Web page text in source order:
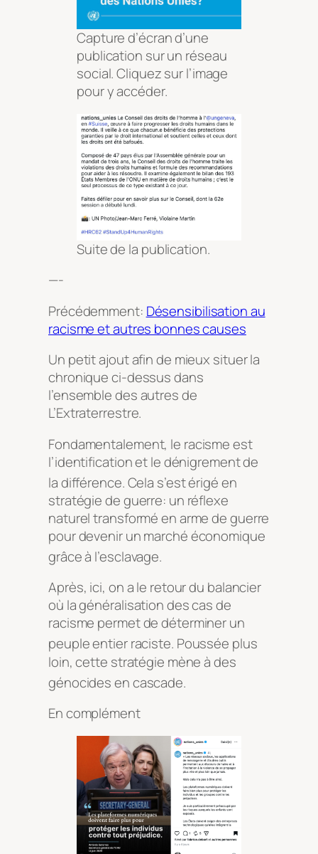
Capture d’écran d’une
publication sur un réseau
social. Cliquez sur l’image
pour y accéder.
Suite de la publication.
—-
Précédemment: Désensibilisation au
racisme et autres bonnes causes
Un petit ajout afin de mieux situer la
chronique ci-dessus dans
l’ensemble des autres de
L’Extraterrestre.
Fondamentalement, le racisme est
l’identification et le dénigrement de
la différence. Cela s’est érigé en
stratégie de guerre: un réflexe
naturel transformé en arme de guerre
pour devenir un marché économique
grâce à l’esclavage.
Après, ici, on a le retour du balancier
où la généralisation des cas de
racisme permet de déterminer un
peuple entier raciste. Poussée plus
loin, cette stratégie mène à des
génocides en cascade.
En complément